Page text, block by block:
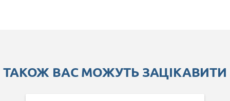
ТАКОЖ ВАС МОЖУТЬ ЗАЦІКАВИТИ